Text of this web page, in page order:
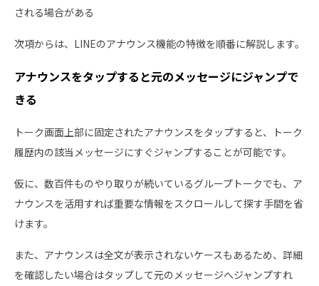
される場合がある
次項からは、LINEのアナウンス機能の特徴を順番に解説します。
アナウンスをタップすると元のメッセージにジャンプで
きる
トーク画面上部に固定されたアナウンスをタップすると、トーク
履歴内の該当メッセージにすぐジャンプすることが可能です。
仮に、数百件ものやり取りが続いているグループトークでも、ア
ナウンスを活用すれば重要な情報をスクロールして探す手間を省
けます。
また、アナウンスは全文が表示されないケースもあるため、詳細
を確認したい場合はタップして元のメッセージへジャンプすれ